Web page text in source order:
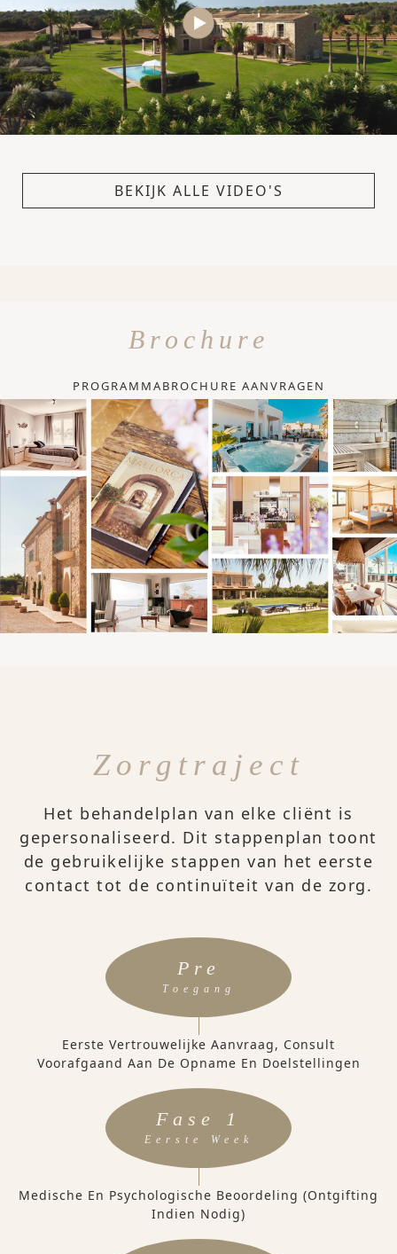
BEKIJK ALLE VIDEO'S
Brochure
PROGRAMMABROCHURE AANVRAGEN
Zorgtraject
Het behandelplan van elke cliënt is
gepersonaliseerd. Dit stappenplan toont
de gebruikelijke stappen van het eerste
contact tot de continuïteit van de zorg.
Pre
Toegang
Eerste Vertrouwelijke Aanvraag, Consult
Voorafgaand Aan De Opname En Doelstellingen
Fase 1
Eerste Week
Medische En Psychologische Beoordeling (ontgifting
Indien Nodig)